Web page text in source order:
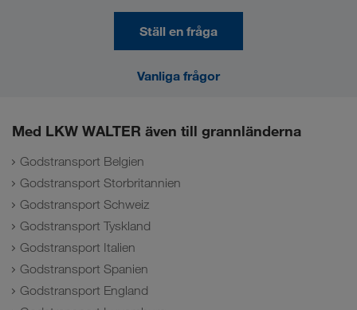
Ställ en fråga
Vanliga frågor
Med LKW WALTER även till grannländerna
Godstransport Belgien
Godstransport Storbritannien
Godstransport Schweiz
Godstransport Tyskland
Godstransport Italien
Godstransport Spanien
Godstransport England